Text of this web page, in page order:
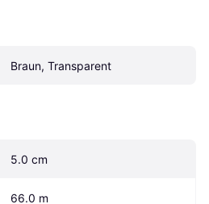
Braun, Transparent
5.0 cm
66.0 m